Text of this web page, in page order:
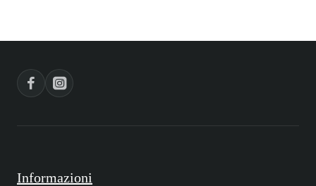
Informazioni